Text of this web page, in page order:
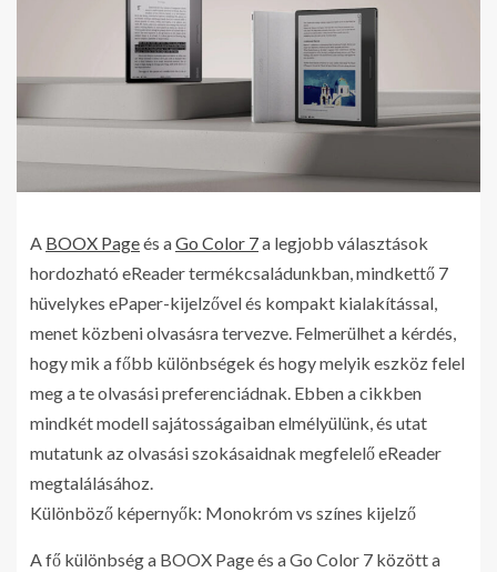
A BOOX Pageés aGo Color 7a legjobb választások
hordozható eReader termékcsaládunkban, mindkettő 7
hüvelykes ePaper-kijelzővel és kompakt kialakítással,
menet közbeni olvasásra tervezve. Felmerülhet a kérdés,
hogy mik a főbb különbségek és hogy melyik eszköz felel
meg a te olvasási preferenciádnak. Ebben a cikkben
mindkét modell sajátosságaiban elmélyülünk, és utat
mutatunk az olvasási szokásaidnak megfelelő eReader
megtalálásához.
Különböző képernyők: Monokróm vs színes kijelző
A fő különbség a BOOX Page és a Go Color 7 között a